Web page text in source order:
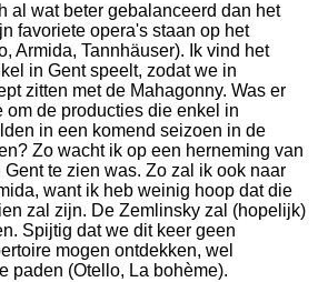
al wat beter gebalanceerd dan het
favoriete opera's staan op het
Armida, Tannhäuser). Ik vind het
in Gent speelt, zodat we in
zitten met de Mahagonny. Was er
om de producties die enkel in
in een komend seizoen in de
Zo wacht ik op een herneming van
te zien was. Zo zal ik ook naar
want ik heb weinig hoop dat die
zal zijn. De Zemlinsky zal (hopelijk)
Spijtig dat we dit keer geen
mogen ontdekken, wel
paden (Otello, La bohème).